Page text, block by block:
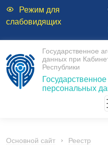
Режим для
слабовидящих
Государственное
данных при
Республики
персональных
Основной сайт Реестр